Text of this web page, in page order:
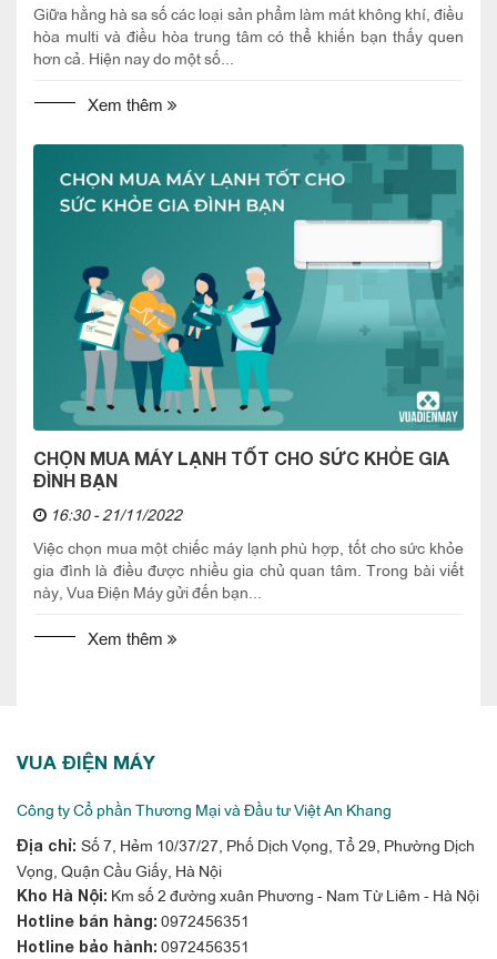
Giữa hằng hà sa số các loại sản phẩm làm mát không khí, điều
hòa multi và điều hòa trung tâm có thể khiến bạn thấy quen
hơn cả. Hiện nay do một số...
Xem thêm
CHỌN MUA MÁY LẠNH TỐT CHO SỨC KHỎE GIA
ĐÌNH BẠN
16:30 - 21/11/2022
Việc chọn mua một chiếc máy lạnh phù hợp, tốt cho sức khỏe
gia đình là điều được nhiều gia chủ quan tâm. Trong bài viết
này, Vua Điện Máy gửi đến bạn...
Xem thêm
VUA ĐIỆN MÁY
Công ty Cổ phần Thương Mại và Đầu tư Việt An Khang
Địa chỉ: Số 7, Hẻm 10/37/27, Phố Dịch Vọng, Tổ 29, Phường Dịch
Vọng, Quận Cầu Giấy, Hà Nội
Kho Hà Nội: Km số 2 đường xuân Phương - Nam Từ Liêm - Hà Nội
Hotline bán hàng: 0972456351
Hotline bảo hành: 0972456351